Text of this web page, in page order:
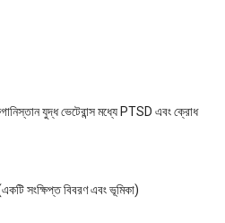
যুদ্ধ ভেটেরান্স মধ্যে PTSD এবং ক্রোধ
সংক্ষিপ্ত বিবরণ এবং ভূমিকা)